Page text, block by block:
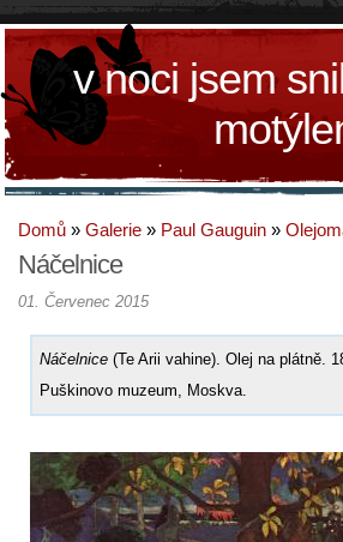
v noci jsem
Domů » Galerie » Paul Gauguin »
Náčelnice
01. Červenec 2015
Náčelnice (Te Arii vahine). Olej na plátně.
Puškinovo muzeum, Moskva.